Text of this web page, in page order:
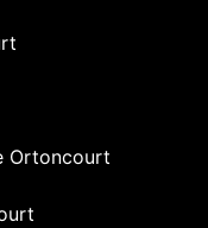
Ortoncourt